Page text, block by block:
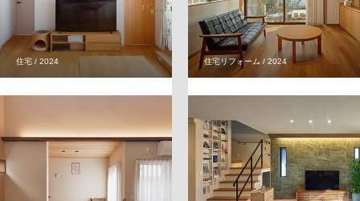
住宅 / 2024 住宅リフォーム / 2024